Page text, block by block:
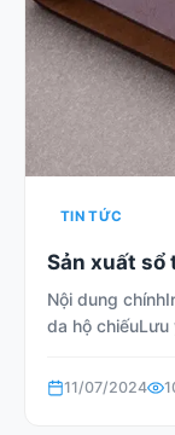
TIN TỨC
Sản xuất sổ
Nội dung
da hộ
11/07/2024